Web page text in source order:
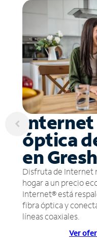
óptica
en
Disfruta de Internet
hogar a un precio
Internet® está
fibra óptica y
líneas coaxiales.
Ver